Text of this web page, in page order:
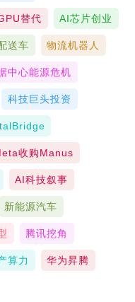
替代 AI芯片创业
送车 物流机器人
中心能源危机
科技巨头投资
收购Manus
AI科技叙事
新能源汽车
腾讯挖角
算力 华为昇腾